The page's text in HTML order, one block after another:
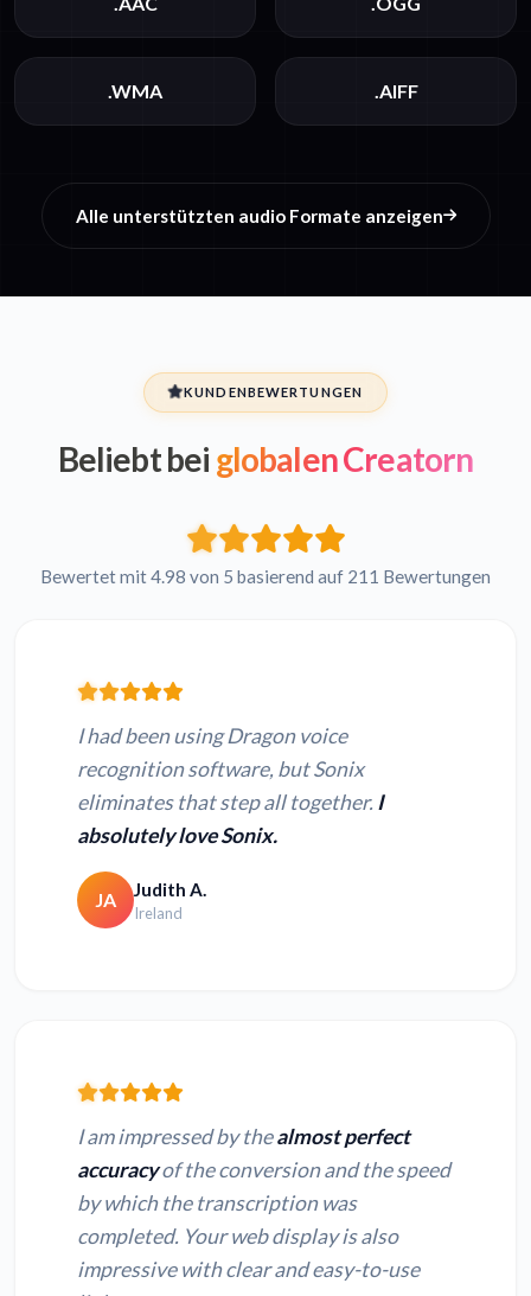
.WMA .AIFF
Alle unterstützten audio Formate anzeigen
KUNDENBEWERTUNGEN
Beliebt bei globalen Creatorn
Bewertet mit 4.98 von 5 basierend auf 211 Bewertungen
I had been using Dragon voice
recognition software, but Sonix
eliminates that step all together. I
absolutely love Sonix.
JA Judith A.
Ireland
I am impressed by thealmost perfect
accuracyof the conversion and the speed
by which the transcription was
completed. Your web display is also
impressive with clear and easy-to-use